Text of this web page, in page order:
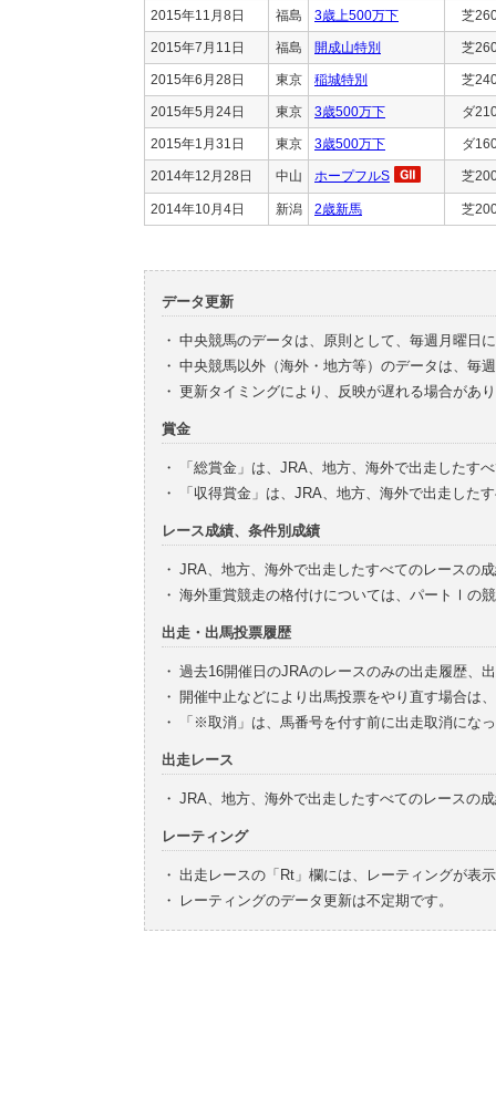
2015年11月8日 福島 3歳上500万下 芝
2015年7月11日 福島 開成山特別 芝
2015年6月28日 東京 稲城特別 芝
2015年5月24日 東京 3歳500万下 ダ
2015年1月31日 東京 3歳500万下 ダ
2014年12月28日 中山 ホープフルS 芝
2014年10月4日 新潟 2歳新馬 芝
データ更新
・ 中央競馬のデータは、原則として、毎週月曜日
・ 中央競馬以外（海外・地方等）のデータは、毎
・ 更新タイミングにより、反映が遅れる場合があ
賞金
・
「総賞金」は、JRA、地方、海外で出走したす
・
「収得賞金」は、JRA、地方、海外で出走した
レース成績、条件別成績
・ JRA、地方、海外で出走したすべてのレースの
・ 海外重賞競走の格付けについては、パートⅠの
出走・出馬投票履歴
・ 過去16開催日のJRAのレースのみの出走履歴、
・ 開催中止などにより出馬投票をやり直す場合は
・
「※取消」は、馬番号を付す前に出走取消にな
出走レース
・ JRA、地方、海外で出走したすべてのレースの
レーティング
・ 出走レースの「Rt」欄には、レーティングが表
・
レーティングのデータ更新は不定期です。